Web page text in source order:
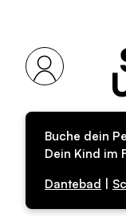
Buche dein
Dein Kind im
Dantebad